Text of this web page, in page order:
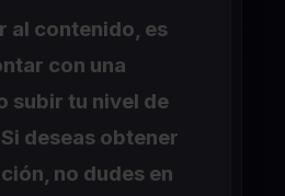
al contenido, es
con una
subir tu nivel de
deseas obtener
no dudes en